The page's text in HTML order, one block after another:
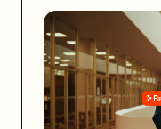
这些数字说明一件事：用 AI
Agent 4 的核心卖
Agent 4 最大的变化是引入
你的 Prompt